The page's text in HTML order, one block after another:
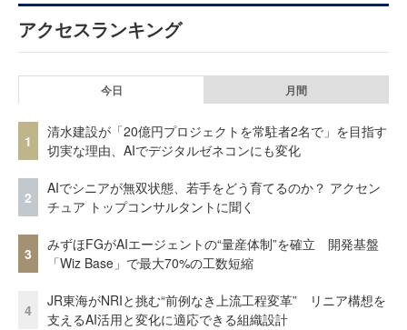
アクセスランキング
今日 月間
1
清水建設が「20億円プロジェクトを常駐者2名で」を目指す
切実な理由、AIでデジタルゼネコンにも変化
2
AIでシニアが無双状態、若手をどう育てるのか？ アクセン
チュア トップコンサルタントに聞く
3
みずほFGがAIエージェントの“量産体制”を確立 開発基盤
「Wiz Base」で最大70%の工数短縮
4
JR東海がNRIと挑む“前例なき上流工程変革” リニア構想を
支えるAI活用と変化に適応できる組織設計